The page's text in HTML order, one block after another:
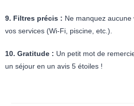
9. Filtres précis : Ne manquez
vos services (Wi-Fi, piscine, etc.).
10. Gratitude : Un petit mot de
un séjour en un avis 5 étoiles !